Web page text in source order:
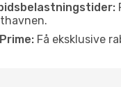
Få eksklusive